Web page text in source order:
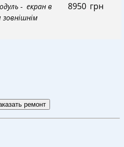
- екран в
8950 грн